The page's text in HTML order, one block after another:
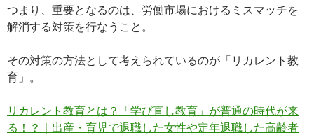
つまり、重要となるのは、労働市場におけるミスマッチを
解消する対策を行なうこと。
その対策の方法として考えられているのが「リカレント教
育」。
リカレント教育とは？「学び直し教育」が普通の時代が来
る！？｜出産・育児で退職した女性や定年退職した高齢者